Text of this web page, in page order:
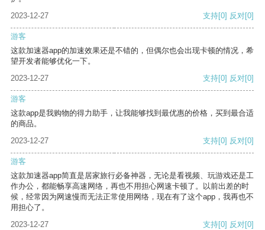
2023-12-27
支持[0] 反对[0]
游客
这款加速器app的加速效果还是不错的，但偶尔也会出现卡顿的情况，希
望开发者能够优化一下。
2023-12-27
支持[0] 反对[0]
游客
这款app是我购物的得力助手，让我能够找到最优惠的价格，买到最合适
的商品。
2023-12-27
支持[0] 反对[0]
游客
这款加速器app简直是居家旅行必备神器，无论是看视频、玩游戏还是工
作办公，都能畅享高速网络，再也不用担心网速卡顿了。以前出差的时
候，经常因为网速慢而无法正常使用网络，现在有了这个app，我再也不
用担心了。
2023-12-27
支持[0] 反对[0]